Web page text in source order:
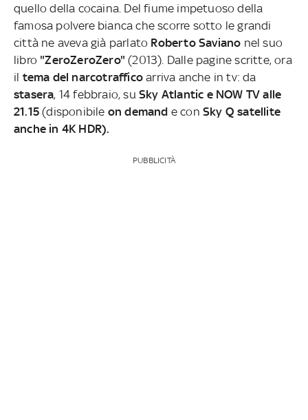
quello della cocaina. Del fiume impetuoso della
famosa polvere bianca che scorre sotto le grandi
città ne aveva già parlato Roberto Saviano nel suo
libro "ZeroZeroZero" (2013). Dalle pagine scritte, ora
il tema del narcotraffico arriva anche in tv: da
stasera, 14 febbraio, su Sky Atlantic e NOW TV alle
21.15(disponibile on demand e con Sky Q satellite
anche in 4K HDR).
PUBBLICITÀ